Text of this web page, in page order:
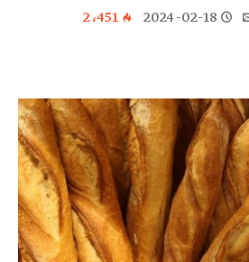
2024-02-18 2٬451